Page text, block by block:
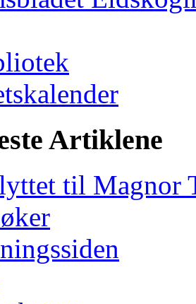
Artiklene
til Magnor